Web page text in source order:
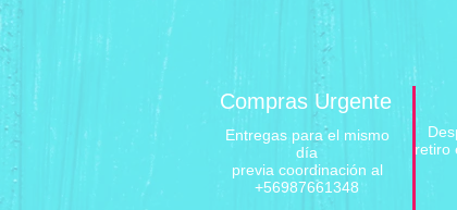
Compras Urgente
Entregas para el mismo
día
previa coordinación al
+56987661348
retiro